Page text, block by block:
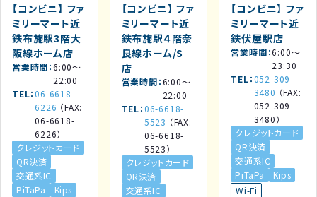
【コンビニ】 ファ
ミリーマート近
鉄布施駅3階大
阪線ホーム店
営業時間 6:00～
22:00
TEL 06-6618-
6226 （FAX:
06-6618-
6226）
クレジットカード
QR決済
交通系IC
PiTaPa
Kips
【コンビニ】 ファ
ミリーマート近
鉄布施駅４階奈
良線ホーム/S
店
営業時間 6:00～
22:00
TEL 06-6618-
5523 （FAX:
06-6618-
5523）
クレジットカード
QR決済
交通系IC
【コンビニ】 ファ
ミリーマート近
鉄伏屋駅店
営業時間 6:00～
23:30
TEL 052-309-
3480 （FAX:
052-309-
3480）
クレジットカード
QR決済
交通系IC
PiTaPa
Kips
Wi-Fi